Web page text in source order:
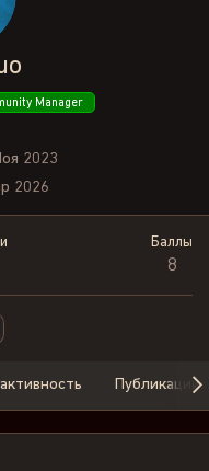
Manager
2023
2026
Баллы
8
Публикации